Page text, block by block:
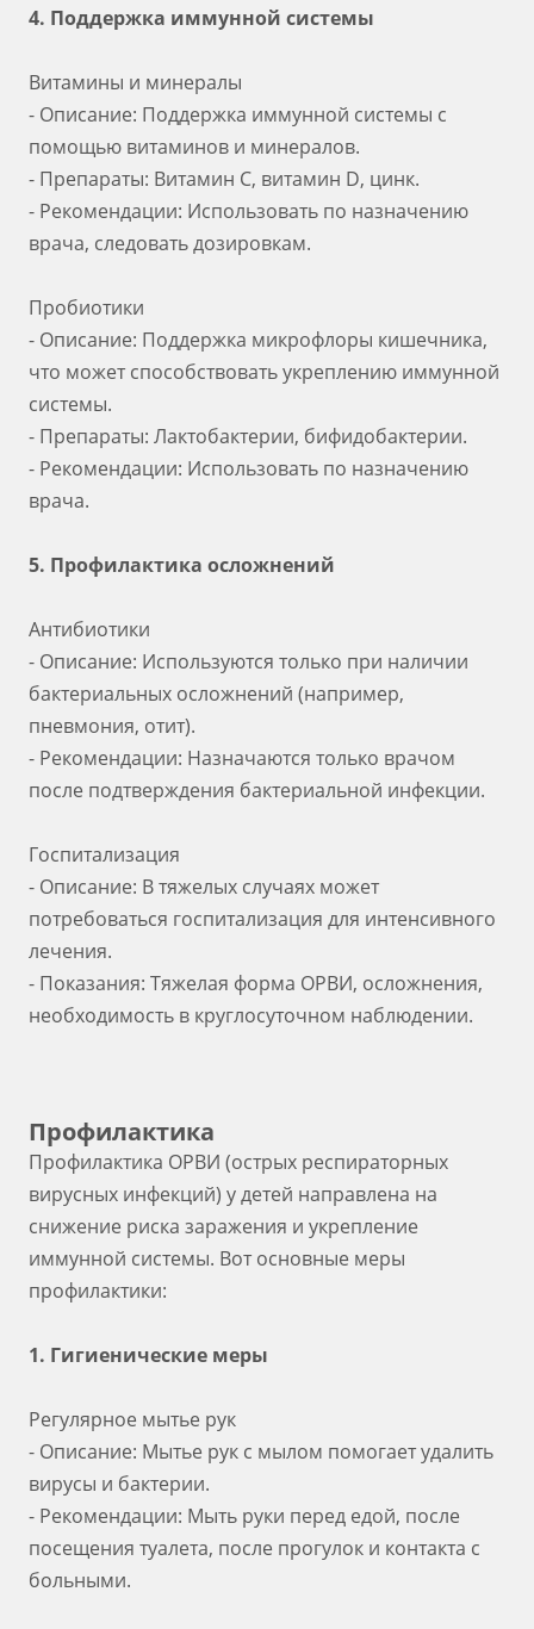
4. Поддержка иммунной системы
Витамины и минералы
- Описание: Поддержка иммунной системы с
помощью витаминов и минералов.
- Препараты: Витамин С, витамин D, цинк.
- Рекомендации: Использовать по назначению
врача, следовать дозировкам.
Пробиотики
- Описание: Поддержка микрофлоры кишечника,
что может способствовать укреплению иммунной
системы.
- Препараты: Лактобактерии, бифидобактерии.
- Рекомендации: Использовать по назначению
врача.
5. Профилактика осложнений
Антибиотики
- Описание: Используются только при наличии
бактериальных осложнений (например,
пневмония, отит).
- Рекомендации: Назначаются только врачом
после подтверждения бактериальной инфекции.
Госпитализация
- Описание: В тяжелых случаях может
потребоваться госпитализация для интенсивного
лечения.
- Показания: Тяжелая форма ОРВИ, осложнения,
необходимость в круглосуточном наблюдении.
Профилактика
Профилактика ОРВИ (острых респираторных
вирусных инфекций) у детей направлена на
снижение риска заражения и укрепление
иммунной системы. Вот основные меры
профилактики:
1. Гигиенические меры
Регулярное мытье рук
- Описание: Мытье рук с мылом помогает удалить
вирусы и бактерии.
- Рекомендации: Мыть руки перед едой, после
посещения туалета, после прогулок и контакта с
больными.